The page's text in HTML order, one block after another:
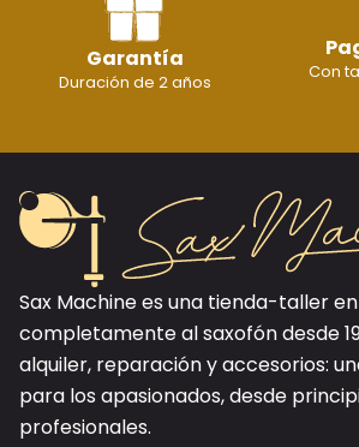
Garantía
Duración de 2 años
Con
Sax Machine es una tienda-taller
completamente al saxofón desde
alquiler, reparación y accesorios:
para los apasionados, desde
profesionales.